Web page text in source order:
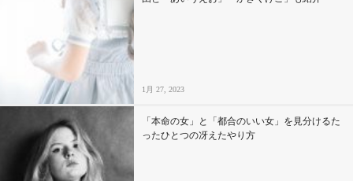
1月 27, 2023
「本命の女」と「都合のいい女」を見分けるた
ったひとつの冴えたやり方